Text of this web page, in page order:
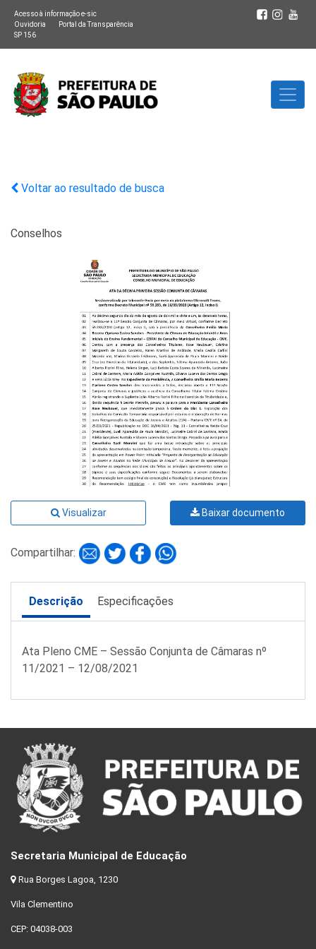
Acesso à informação e-sic
Ouvidoria
Portal da Transparência
SP 156
Voltar ao resultado de busca
Conselhos
Visualizar Baixar documento
Compartilhar:
Descrição Especificações
Ata Pleno CME – Sessão Conjunta de Câmaras nº
11/2021 – 12/08/2021
Secretaria Municipal de Educação
Rua Borges Lagoa, 1230
Vila Clementino
CEP: 04038-003